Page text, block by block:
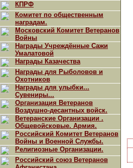
КПРФ
Комитет по общественным
наградам.
Московский Комитет Ветеранов
Войны
Награды Учреждённые Сажи
Умалатовой
Награды Казачества
Награды для Рыболовов и
Охотников
Награды для улыбки...
Сувениры...
Организация Ветеранов
Воздушно-десантных войск.
Ветеранские Организации .
Общевойсковые. Армия.
Российский Комитет Ветеранов
Войны и Военной Службы.
Религиозные Организации.
Российский союз Ветеранов